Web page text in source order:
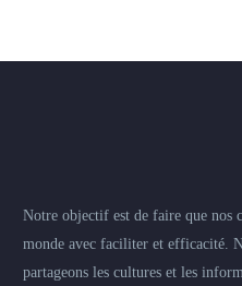
Notre objectif est de faire que nos
monde avec faciliter et efficacité.
partageons les cultures et les